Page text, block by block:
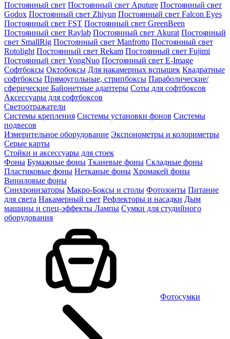
Постоянный свет Постоянный свет Aputure Постоянный свет
Godox Постоянный свет Zhiyun Постоянный свет Falcon Eyes
Постоянный свет FST Постоянный свет GreenBeen
Постоянный свет Raylab Постоянный свет Akurat Постоянный
свет SmallRig Постоянный свет Manfrotto Постоянный свет
Rotolight Постоянный свет Rekam Постоянный свет Fujimi
Постоянный свет YongNuo Постоянный свет E-Image
Софтбоксы Октобоксы Для накамерных вспышек Квадратные
софтбоксы Прямоугольные, стрипбоксы Параболические/
сферические Байонетныe адаптеры Соты для софтбоксов
Аксессуары для софтбоксов
Светоотражатели
Системы крепления Системы установки фонов Системы
подвесов
Измерительное оборудование Экспонометры и колориметры
Серые карты
Стойки и аксессуары для стоек
Фоны Бумажные фоны Тканевые фоны Складные фоны
Пластиковые фоны Нетканые фоны Хромакей фоны
Виниловые фоны
Синхронизаторы Макро-Боксы и столы Фотозонты Питание
для света Накамерный свет Рефлекторы и насадки Дым
машины и спец-эффекты Лампы Сумки для студийного
оборудования
Фотосумки